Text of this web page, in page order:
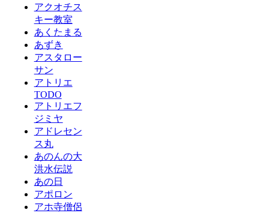
アクオチス
キー教室
あくたまる
あずき
アスタロー
サン
アトリエ
TODO
アトリエフ
ジミヤ
アドレセン
ス丸
あのんの大
洪水伝説
あの日
アポロン
アホ寺僧侶